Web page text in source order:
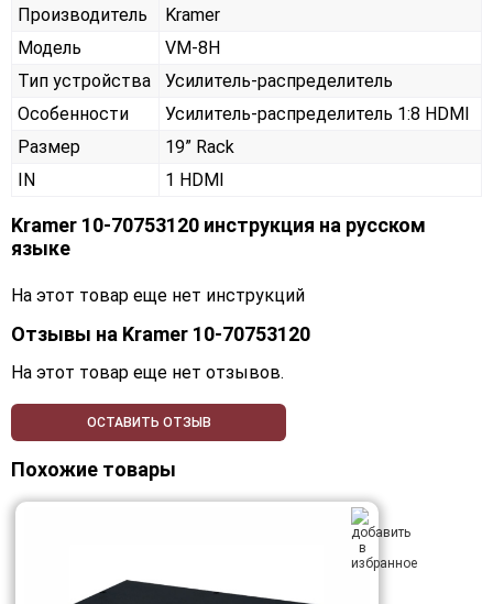
Производитель
Kramer
Модель
VM-8H
Тип устройства
Усилитель-распределитель
Особенности
Усилитель-распределитель 1:8 HDMI
Размер
19” Rack
IN
1 HDMI
Kramer 10-70753120 инструкция на русском
языке
На этот товар еще нет инструкций
Отзывы на Kramer 10-70753120
На этот товар еще нет отзывов.
ОСТАВИТЬ ОТЗЫВ
Похожие товары